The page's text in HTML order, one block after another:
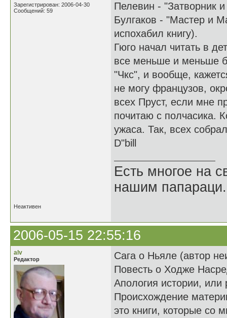
Зарегистрирован: 2006-04-30
Сообщений: 59
Пелевин - "Затворник
Булгаков - "Мастер и
испохабил книгу).
Гюго начал читать в
все меньше и меньше
"Чкс", и вообще,
не могу французов,
всех Пруст, если мне
почитаю с полчасика.
ужаса. Так, всех
D"bill
Есть многое на
нашим папараци.
Неактивен
2006-05-15 22:55:16
alv
Редактор
Сага о Ньяле (автор
Повесть о Ходже
Апология истории,
Происхождение
это книги, которые со